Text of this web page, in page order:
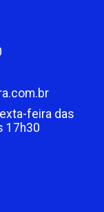
feira das
17h30